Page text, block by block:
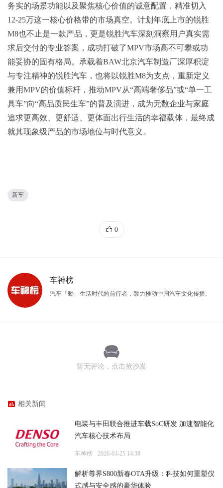
务实的场景功能以及聚焦核心价值的诚意配置，精准切入
12-25万这一核心价格带的市场真空。计划年底上市的锐胜
M8也不止是一款产品，更是锐胜汽车深刻洞察用户真实需
求后交付的专业答案，成功打破了MPV市场高不可攀或功
能妥协的固有格局。承载着BAW北京汽车制造厂深厚积淀
与专注精神的锐胜汽车，也将以锐胜M8为支点，重新定义
兼用MPV的价值标杆，推动MPV从“高端奢侈品”或“单一工
具车”向“高品质民生车”的普及演进，成为无数企业与家庭
追求更高效、更舒适、更体面出行生活的幸福载体，最终成
就其现象级产品的市场地位与时代意义。
新车
0
车神榜
汽车「動」生活时代的前行者，致力推动中国汽车文化传播。
暂无评论，点击抢沙发
相关新闻
电装与丰田联合推进车载SoC研发 加速智能化
汽车核心技术布局
车神榜 2026-03-25 14:38
解析尊界S800新春OTA升级：科技如何重塑仪
式感与安全感的豪华体验